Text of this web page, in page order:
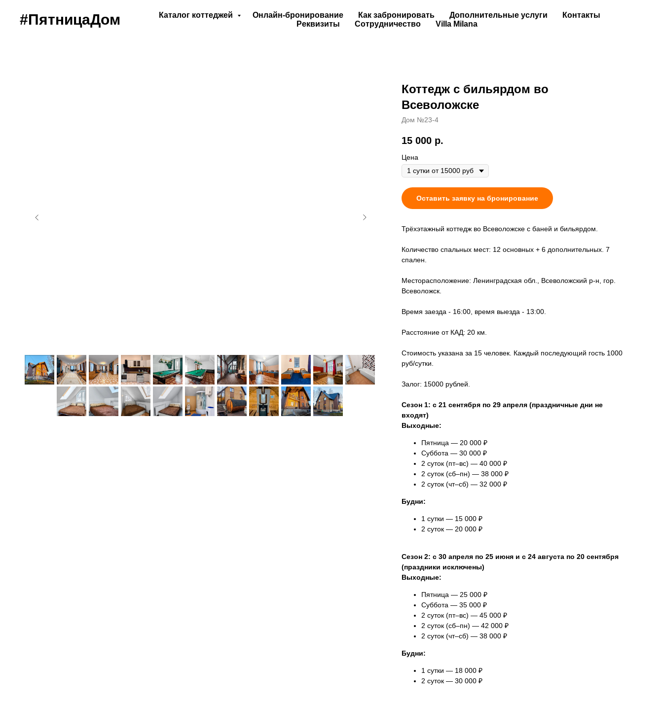
#ПятницаДом Каталог коттеджей Онлайн-бронирование Как забронировать Дополнительные услуги
Контакты
Реквизиты
Сотрудничество Villa Milana
Коттедж с бильярдом во
Всеволожске
Дом №23-4
15 000 р.
Цена
Оставить заявку на бронирование
Трёхэтажный коттедж во Всеволожске с баней и бильярдом.
Количество спальных мест: 12 основных + 6 дополнительных. 7
спален.
Месторасположение: Ленинградская обл., Всеволожский р-н, гор.
Всеволожск.
Время заезда - 16:00, время выезда - 13:00.
Расстояние от КАД: 20 км.
Стоимость указана за 15 человек. Каждый последующий гость 1000
руб/сутки.
Залог: 15000 рублей.
Сезон 1: с 21 сентября по 29 апреля (праздничные дни не
входят)
Выходные:
Пятница — 20 000 ₽
Суббота — 30 000 ₽
2 суток (пт–вс) — 40 000 ₽
2 суток (сб–пн) — 38 000 ₽
2 суток (чт–сб) — 32 000 ₽
Будни:
1 сутки — 15 000 ₽
2 суток — 20 000 ₽
Сезон 2: с 30 апреля по 25 июня и с 24 августа по 20 сентября
(праздники исключены)
Выходные:
Пятница — 25 000 ₽
Суббота — 35 000 ₽
2 суток (пт–вс) — 45 000 ₽
2 суток (сб–пн) — 42 000 ₽
2 суток (чт–сб) — 38 000 ₽
Будни:
1 сутки — 18 000 ₽
2 суток — 30 000 ₽